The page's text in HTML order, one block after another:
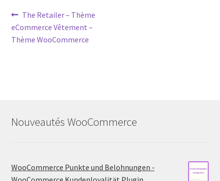
Post
navigation
Previous
post:
The Retailer – Thème
eCommerce Vêtement –
Thème WooCommerce
Nouveautés WooCommerce
WooCommerce Punkte und Belohnungen -